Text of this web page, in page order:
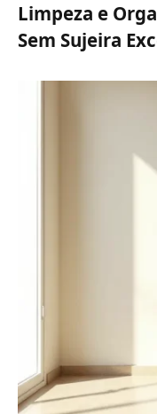
Limpeza e
Sem Sujeira